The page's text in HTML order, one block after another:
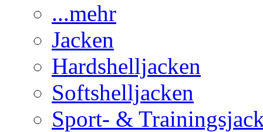
...mehr
Jacken
Hardshelljacken
Softshelljacken
Sport- &